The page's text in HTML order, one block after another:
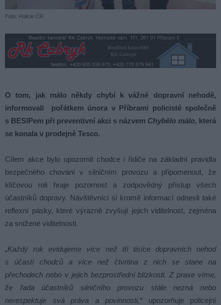
Foto: Policie ČR
O tom, jak málo někdy chybí k vážné dopravní nehodě,
informovali pořátkem února v Příbrami policisté společně
s BESIPem při preventivní akci s názvem Chybělo málo, která
se konala v prodejně Tesco.
Cílem akce bylo upozornit chodce i řidiče na základní pravidla
bezpečného chování v silničním provozu a připomenout, že
klíčovou roli hraje pozornost a zodpovědný přístup všech
účastníků dopravy. Návštěvníci si kromě informací odnesli také
reflexní pásky, které výrazně zvyšují jejich viditelnost, zejména
za snížené viditelnosti.
„Každý rok evidujeme více než tři tisíce dopravních nehod
s účastí chodců a více než čtvrtina z nich se stane na
přechodech nebo v jejich bezprostřední blízkosti. Z praxe víme,
že řada účastníků silničního provozu stále nezná nebo
nerespektuje svá práva a povinnosti,“ upozorňuje policejní